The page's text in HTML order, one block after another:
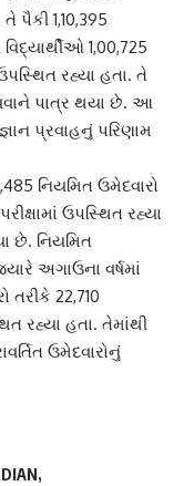
તે પૈકી 1,10,395
1,00,725
રહ્યા હતા. તે
પાત્ર થયા છે. આ
પ્રવાહનું પરિણામ
નિયમિત ઉમેદવારો
ઉપસ્થિત રહ્યા
છે. નિયમિત
અગાઉના વર્ષમાં
તરીકે 22,710
રહ્યા હતા. તેમાંથી
ઉમેદવારોનું